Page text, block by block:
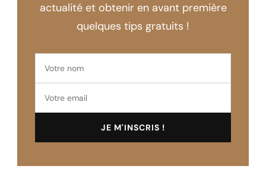
actualité et obtenir en avant première
quelques tips gratuits !